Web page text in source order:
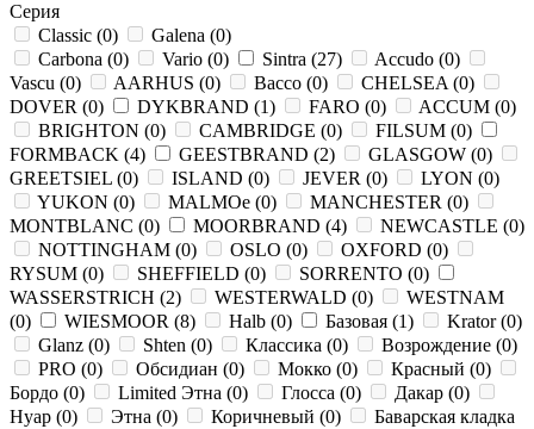
Серия
Classic (0) Galena (0)
Carbona (0) Vario (0) Sintra (27) Accudo (0)
Vascu (0) AARHUS (0) Bacco (0) CHELSEA (0)
DOVER (0) DYKBRAND (1) FARO (0) ACCUM (0)
BRIGHTON (0) CAMBRIDGE (0) FILSUM (0)
FORMBACK (4) GEESTBRAND (2) GLASGOW (0)
GREETSIEL (0) ISLAND (0) JEVER (0) LYON (0)
YUKON (0) MALMOe (0) MANCHESTER (0)
MONTBLANC (0) MOORBRAND (4) NEWCASTLE (0)
NOTTINGHAM (0) OSLO (0) OXFORD (0)
RYSUM (0) SHEFFIELD (0) SORRENTO (0)
WASSERSTRICH (2) WESTERWALD (0)
WESTNAM
(0) WIESMOOR (8) Halb (0) Базовая (1) Krator(0)
Glanz (0) Shten (0) Классика (0) Возрождение (0)
PRO (0) Обсидиан (0) Мокко (0) Красный (0)
Бордо (0) Limited Этна (0) Глосса (0) Дакар (0)
Нуар (0) Этна (0) Коричневый (0)
Баварская кладка